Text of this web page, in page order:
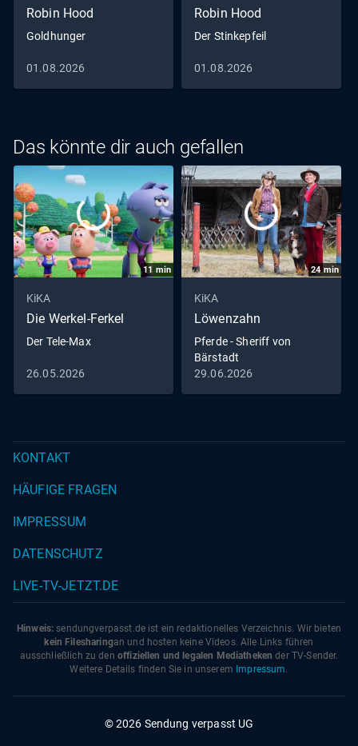
Robin Hood
Goldhunger
01.08.2026
Robin Hood
Der Stinkepfeil
01.08.2026
Das könnte dir auch gefallen
11 min
KiKA
Die Werkel-Ferkel
Der Tele-Max
26.05.2026
24 min
KiKA
Löwenzahn
Pferde - Sheriff von
Bärstadt
29.06.2026
KONTAKT
HÄUFIGE FRAGEN
IMPRESSUM
DATENSCHUTZ
LIVE-TV-JETZT.DE
Hinweis: sendungverpasst.de ist ein redaktionelles Verzeichnis. Wir bieten
kein Filesharingan und hosten keine Videos. Alle Links führen
ausschließlich zu den offiziellen und legalen Mediatheken der TV-Sender.
Weitere Details finden Sie in unserem Impressum.
© 2026 Sendung verpasst UG